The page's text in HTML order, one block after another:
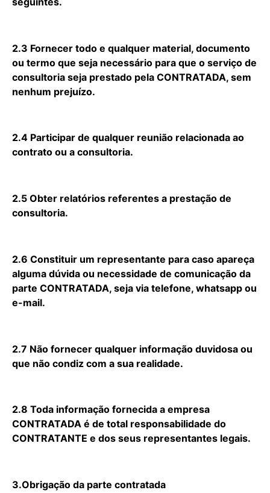
2.3 Fornecer todo e qualquer material, documento
ou termo que seja necessário para que o serviço de
consultoria seja prestado pela CONTRATADA, sem
nenhum prejuízo.
2.4 Participar de qualquer reunião relacionada ao
contrato ou a consultoria.
2.5 Obter relatórios referentes a prestação de
consultoria.
2.6 Constituir um representante para caso apareça
alguma dúvida ou necessidade de comunicação da
parte CONTRATADA, seja via telefone, whatsapp ou
e-mail.
2.7 Não fornecer qualquer informação duvidosa ou
que não condiz com a sua realidade.
2.8 Toda informação fornecida a empresa
CONTRATADA é de total responsabilidade do
CONTRATANTE e dos seus representantes legais.
3.Obrigação da parte contratada